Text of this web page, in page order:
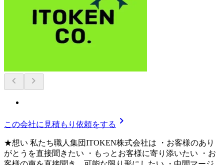
chevron_left chevron_right
この会社に見積もり依頼をする chevron_right
★想い 私たち職人集団ITOKEN株式会社は ・お客様のあり
がとうを直接聞きたい ・もっとお客様に寄り添いたい ・お